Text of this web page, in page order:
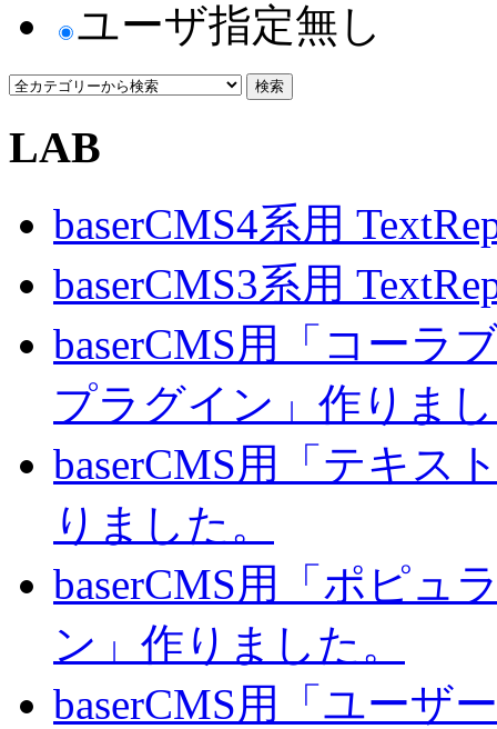
ユーザ指定無し
LAB
baserCMS4系用
baserCMS3系用
baserCMS用「コーラ
プラグイン」作りま
baserCMS用「テキス
りました。
baserCMS用「ポピュ
ン」作りました。
baserCMS用「ユーザ